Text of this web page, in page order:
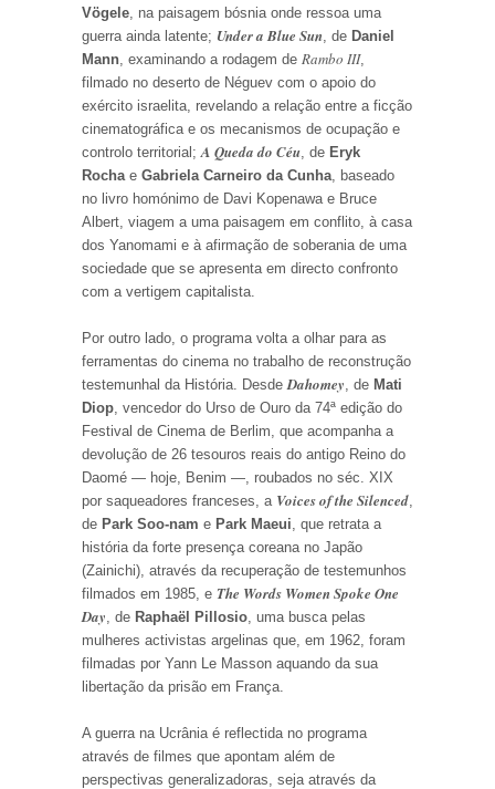
Vögele , na paisagem bósnia onde ressoa uma
guerra ainda latente; Under a Blue Sun , de Daniel
Mann , examinando a rodagem de Rambo III,
filmado no deserto de Néguev com o apoio do
exército israelita, revelando a relação entre a ficção
cinematográfica e os mecanismos de ocupação e
controlo territorial; A Queda do Céu , de Eryk
Rocha e Gabriela Carneiro da Cunha , baseado
no livro homónimo de Davi Kopenawa e Bruce
Albert, viagem a uma paisagem em conflito, à casa
dos Yanomami e à afirmação de soberania de uma
sociedade que se apresenta em directo confronto
com a vertigem capitalista.
Por outro lado, o programa volta a olhar para as
ferramentas do cinema no trabalho de reconstrução
testemunhal da História. Desde Dahomey , de Mati
Diop , vencedor do Urso de Ouro da 74ª edição do
Festival de Cinema de Berlim, que acompanha a
devolução de 26 tesouros reais do antigo Reino do
Daomé — hoje, Benim —, roubados no séc. XIX
por saqueadores franceses, a Voices of the Silenced
de Park Soo-nam e Park Maeui , que retrata a
história da forte presença coreana no Japão
(Zainichi), através da recuperação de testemunhos
filmados em 1985, e The Words Women Spoke One
Day , de Raphaël Pillosio , uma busca pelas
mulheres activistas argelinas que, em 1962, foram
filmadas por Yann Le Masson aquando da sua
libertação da prisão em França.
A guerra na Ucrânia é reflectida no programa
através de filmes que apontam além de
perspectivas generalizadoras, seja através da